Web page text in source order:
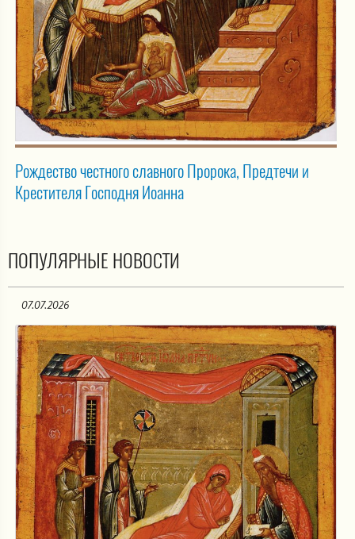
Рождество честного славного Пророка, Предтечи и
Крестителя Господня Иоанна
ПОПУЛЯРНЫЕ НОВОСТИ
07.07.2026